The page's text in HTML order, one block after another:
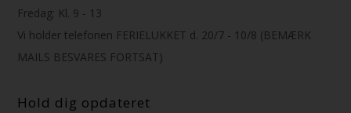
Fredag: Kl. 9 - 13
Vi holder telefonen FERIELUKKET d. 20/7 - 10/8 (BEMÆRK
MAILS BESVARES FORTSAT)
Hold dig opdateret